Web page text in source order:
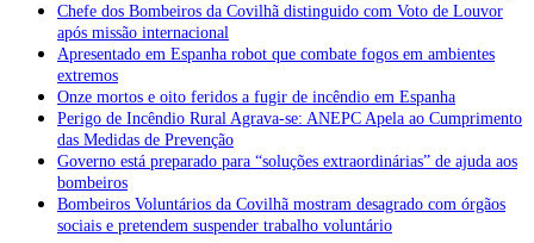
Chefe dos Bombeiros da Covilhã distinguido com Voto de Louvor
após missão internacional
Apresentado em Espanha robot que combate fogos em ambientes
extremos
Onze mortos e oito feridos a fugir de incêndio em Espanha
Perigo de Incêndio Rural Agrava-se: ANEPC Apela ao Cumprimento
das Medidas de Prevenção
Governo está preparado para “soluções extraordinárias” de ajuda aos
bombeiros
Bombeiros Voluntários da Covilhã mostram desagrado com órgãos
sociais e pretendem suspender trabalho voluntário